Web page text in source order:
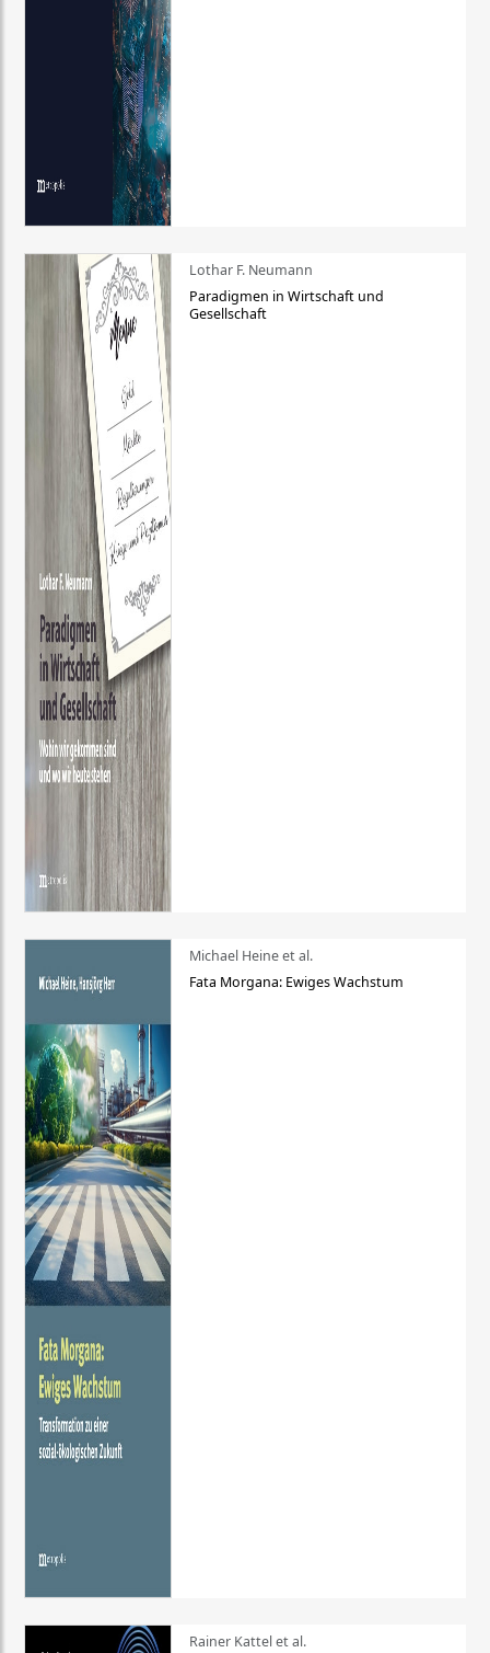
Lothar F. Neumann
Paradigmen in Wirtschaft und
Gesellschaft
Michael Heine et al.
Fata Morgana: Ewiges Wachstum
Rainer Kattel et al.